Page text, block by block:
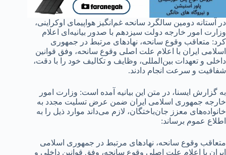
در آستانه دومین سالگرد سانحه غم‌انگیز هواپیمای اوکراینی،
وزارت امور خارجه دولت سیزدهم با صدور بیانیه‌ای اعلام
کرد: متعاقب وقوع سانحه، نهادهای مرتبط در جمهوری
اسلامی ایران با اعلام علت اصلی وقوع سانحه، وفق قوانین
داخلی و تعهدات بین‌المللی، وظایف و تکالیف خود را با دقت،
شفافیت و سرعت انجام دادند.
به گزارش ایسنا، در متن این بیانیه آمده است: وزارت امور
خارجه جمهوری اسلامی ایران ضمن عرض تسلیت مجدد به
خانواده‌های معزز جان‌باختگان، لازم می‌داند موارد ذیل را به
اطلاع عموم برساند:
متعاقب وقوع سانحه، نهادهای مرتبط در جمهوری اسلامی
ایران با اعلام علت اصلی وقوع سانحه، وفق قوانین داخلی و